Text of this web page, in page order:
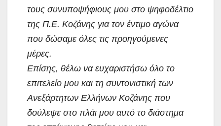
τους συνυποψήφιους μου στο ψηφοδέλτιο
της Π.Ε. Κοζάνης για τον έντιμο αγώνα
που δώσαμε όλες τις προηγούμενες
μέρες.
Επίσης, θέλω να ευχαριστήσω όλο το
επιτελείο μου και τη συντονιστική των
Ανεξάρτητων Ελλήνων Κοζάνης που
δούλεψε στο πλάι μου αυτό το διάστημα